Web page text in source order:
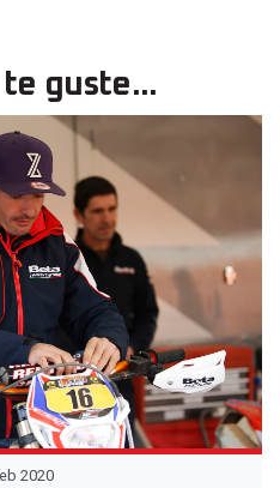
guste...
2020